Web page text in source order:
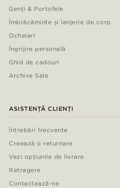
Genți & Portofele
Îmbrăcăminte și lenjerie de corp
Ochelari
Îngrijire personală
Ghid de cadouri
Archive Sale
ASISTENȚĂ CLIENȚI
Întrebări frecvente
Creează o returnare
Vezi opțiunile de livrare
Retragere
Contactează-ne